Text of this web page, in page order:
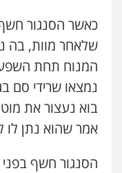
כאשר הסנגור
שלאחר מוות, בה
המנוח תחת
נמצאו שרידי סם
בוא נעצור את
אמר שהוא נתן לו
הסנגור חשף בפני